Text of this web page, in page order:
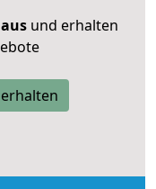
und erhalten